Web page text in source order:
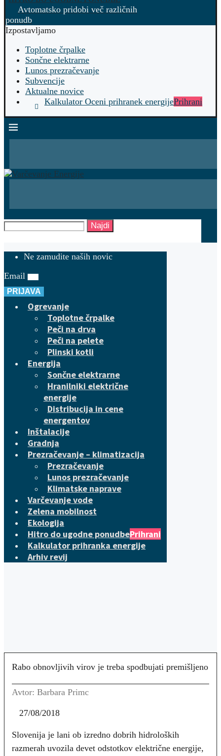
Avtomatsko pridobi več različnih
ponudb
Izpostavljamo
Toplotne črpalke
Sončne elektrarne
Lunos prezračevanje
Subvencije
Aktualne novice
Kalkulator Oceni prihranek energijePrihrani
Najdi
Ne zamudite naših novic
Email
PRIJAVA
Ogrevanje
Toplotne črpalke
Peči na drva
Peči na pelete
Plinski kotli
Energija
Sončne elektrarne
Hranilniki električne
energije
Distribucija in cene
energentov
Inštalacije
Gradnja
Prezračevanje – klimatizacija
Prezračevanje
Lunos prezračevanje
Klimatske naprave
Varčevanje vode
Zelena mobilnost
Ekologija
Hitro do ugodne ponudbePrihrani
Kalkulator prihranka energije
Arhiv revij
Rabo obnovljivih virov je treba spodbujati premišljeno
Avtor: Barbara Primc
27/08/2018
Slovenija je lani ob izredno dobrih hidroloških
razmerah uvozila devet odstotkov električne energije,